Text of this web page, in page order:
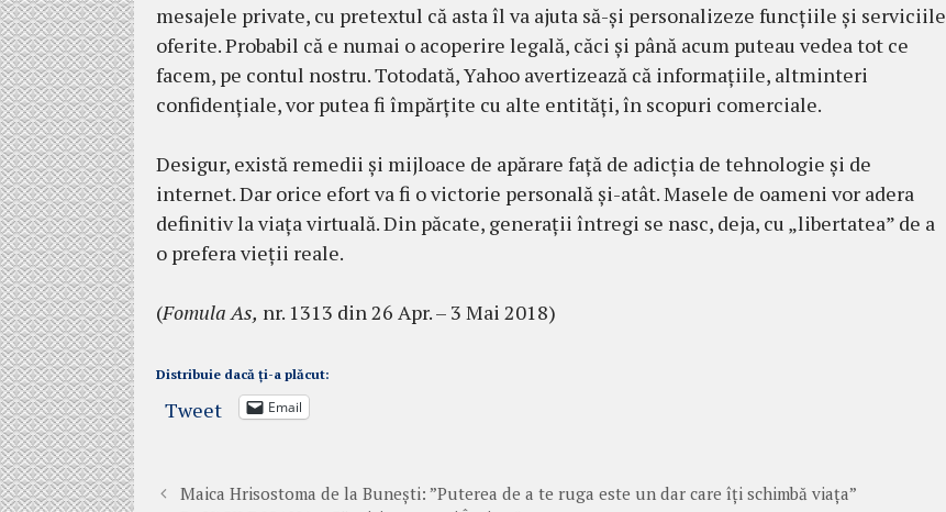
mesajele private, cu pre­textul că asta îl va ajuta să-şi personalizeze funcţiile şi serviciile
oferite. Probabil că e numai o acoperire le­gală, căci şi până acum puteau vedea tot ce
facem, pe con­tul nostru. Totodată, Yahoo avertizează că infor­maţiile, alt­minteri
confidenţiale, vor putea fi împărţite cu alte enti­tăţi, în scopuri comerciale.
Desigur, există remedii şi mijloace de apărare faţă de adicţia de tehnologie şi de
internet. Dar orice efort va fi o victorie personală şi-atât. Masele de oameni vor adera
definitiv la viaţa virtuală. Din păcate, generaţii întregi se nasc, deja, cu „libertatea” de a
o prefera vieţii reale.
(Fomula As, nr. 1313 din 26 Apr. – 3 Mai 2018)
Distribuie dacă ți-a plăcut:
Tweet Email
Maica Hrisostoma de la Bunești: ”Puterea de a te ruga este un dar care îți schimbă viața”